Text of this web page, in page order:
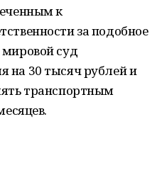
к
за подобное
суд
на 30 тысяч рублей и
транспортным